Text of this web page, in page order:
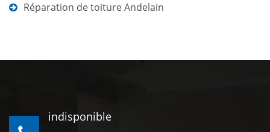
Réparation de toiture Andelain
indisponible